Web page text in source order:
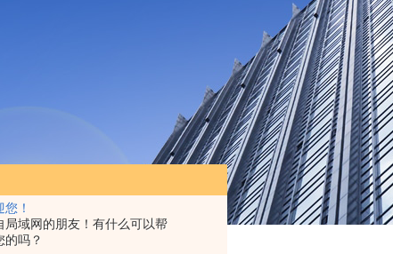
您！
局域网的朋友！有什么可以帮
的吗？